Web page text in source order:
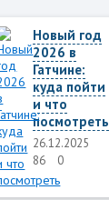
Новый год
2026 в
Гатчине:
куда пойти
и что
посмотреть
26.12.2025
86
0